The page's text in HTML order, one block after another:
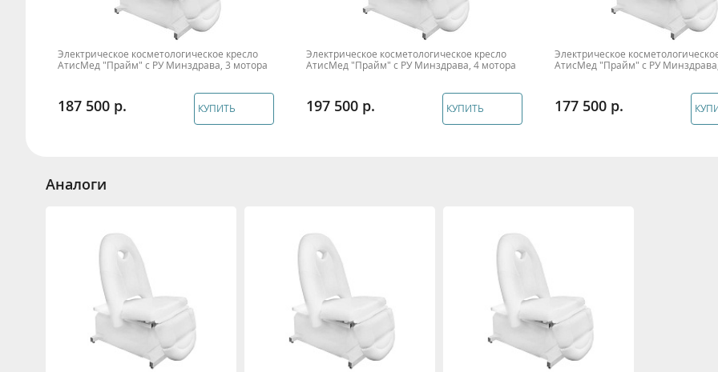
Электрическое косметологическое кресло
АтисМед "Прайм" с РУ Минздрава, 3 мотора
187 500 КУПИТЬ
Электрическое косметологическое кресло
АтисМед "Прайм" с РУ Минздрава, 4 мотора
197 500 КУПИТЬ
Электрическое
АтисМед "Прайм" с РУ
177 500
Аналоги